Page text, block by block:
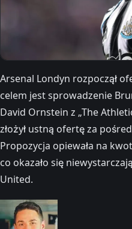
Arsenal Londyn rozpoczął
celem jest sprowadzenie
David Ornstein z „The
złożył ustną ofertę za
Propozycja opiewała na
co okazało się
United.